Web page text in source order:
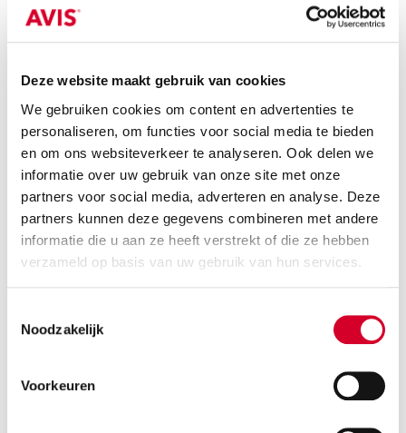
Deze website maakt gebruik van cookies
We gebruiken cookies om content en advertenties te
personaliseren, om functies voor social media te bieden
en om ons websiteverkeer te analyseren. Ook delen we
informatie over uw gebruik van onze site met onze
partners voor social media, adverteren en analyse. Deze
partners kunnen deze gegevens combineren met andere
informatie die u aan ze heeft verstrekt of die ze hebben
verzameld op basis van uw gebruik van hun services.
Noodzakelijk
Voorkeuren
huurauto?
Kan ik een caravan trekken met een huurauto?
Wat zijn de extra kosten voor een trekhaak?
Moet ik een speciale verzekering afsluiten voor
trekken?
zorgen?
Welke auto's met trekhaak zijn er beschikbaar?